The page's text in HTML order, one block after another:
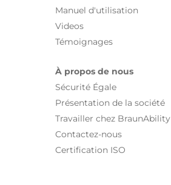
Manuel d'utilisation
Videos
Témoignages
À propos de nous
Sécurité Égale
Présentation de la société
Travailler chez BraunAbility
Contactez-nous
Certification ISO